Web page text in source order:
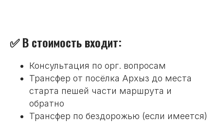
✅ В стоимость входит:
Консультация по орг. вопросам
Трансфер от посёлка Архыз до места
старта пешей части маршрута и
обратно
Трансфер по бездорожью (если имеется)